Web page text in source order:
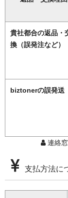
貴社都合の返品・
換（誤発注など）
biztonerの誤発送
連絡窓
支払方法に